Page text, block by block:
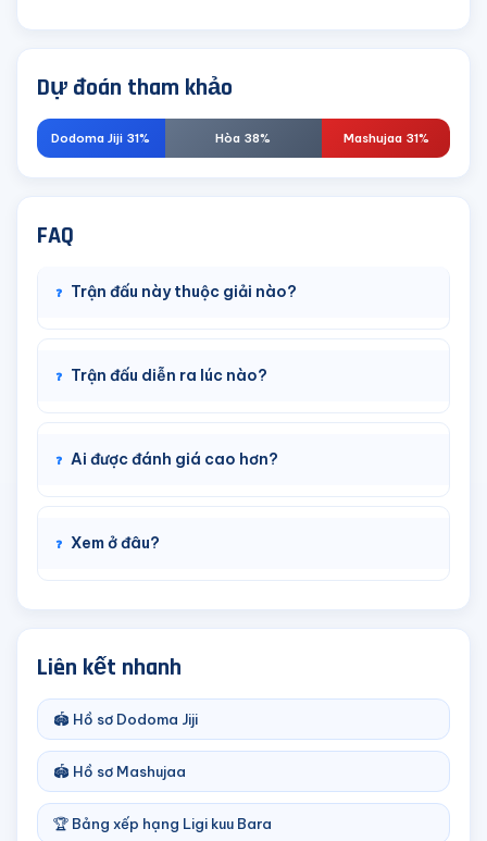
Dự đoán tham khảo
Dodoma Jiji 31% Hòa 38% Mashujaa 31%
FAQ
Trận đấu này thuộc giải nào?
Trận đấu diễn ra lúc nào?
Ai được đánh giá cao hơn?
Xem ở đâu?
Liên kết nhanh
🏟️ Hồ sơ Dodoma Jiji
🏟️ Hồ sơ Mashujaa
🏆 Bảng xếp hạng Ligi kuu Bara